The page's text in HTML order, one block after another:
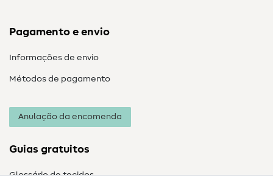
Pagamento e envio
Informações de envio
Métodos de pagamento
Anulação da encomenda
Guias gratuitos
Glossário de tecidos